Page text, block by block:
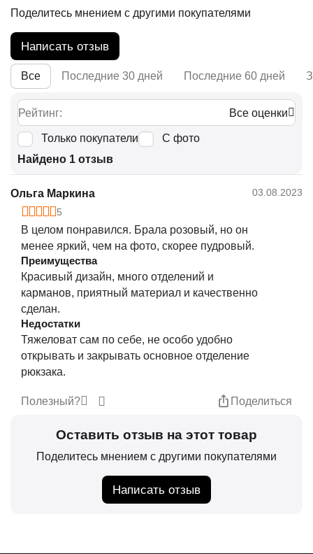
Поделитесь мнением с другими покупателями
Написать отзыв
Все Последние 30 дней Последние 60 дней
Рейтинг: Все оценки
Только покупатели
С фото
Найдено 1 отзыв
Ольга Маркина
03.08.2023
5
В целом понравился. Брала розовый, но он
менее яркий, чем на фото, скорее пудровый.
Преимущества
Красивый дизайн, много отделений и
карманов, приятный материал и качественно
сделан.
Недостатки
Тяжеловат сам по себе, не особо удобно
открывать и закрывать основное отделение
рюкзака.
Полезный? Поделиться
Оставить отзыв на этот товар
Поделитесь мнением с другими покупателями
Написать отзыв